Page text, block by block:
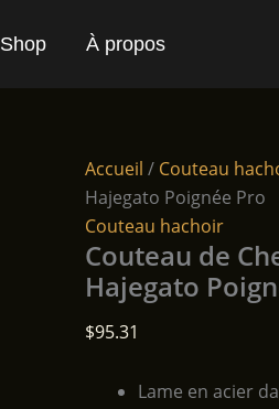
Shop À propos
Accueil / Couteau
Hajegato Poignée Pro
Couteau hachoir
Couteau de
Hajegato
$95.31
Lame en acier